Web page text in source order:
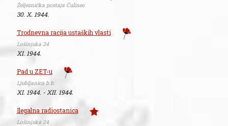
Željeznička postaja Čulinec
30. X. 1944.
Trodnevna racija ustaških vlasti
Lošinjska 24
XI. 1944.
Pad u ZET-u
Ljubljanica b.b.
XI. 1944. - XII. 1944.
Ilegalna radiostanica
Lošinjska 24